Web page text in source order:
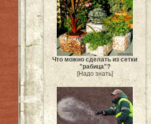
Что можно сделать из сетки
"рабица"?
[Надо знать]